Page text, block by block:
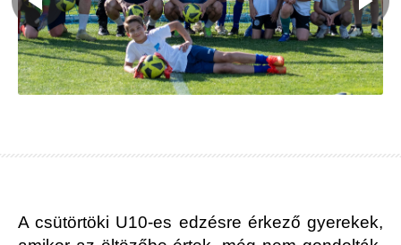
A csütörtöki U10-es edzésre érkező gyerekek,